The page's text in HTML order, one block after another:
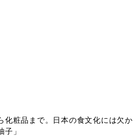
化粧品まで。日本の食文化には欠か
子」